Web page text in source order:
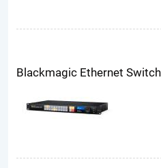
Blackmagic Ethernet